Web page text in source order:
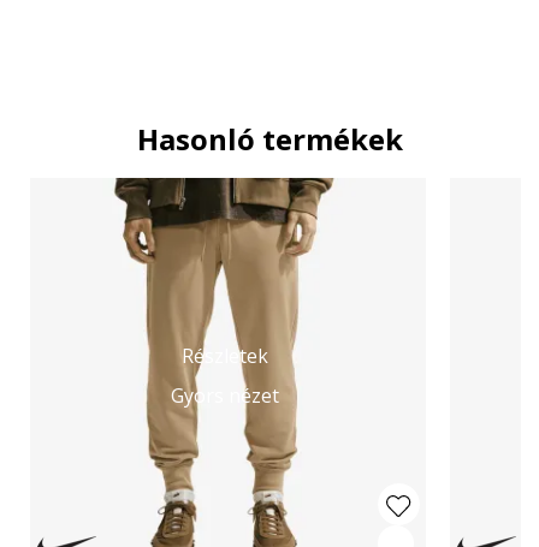
Hasonló termékek
Részletek
Gyors nézet